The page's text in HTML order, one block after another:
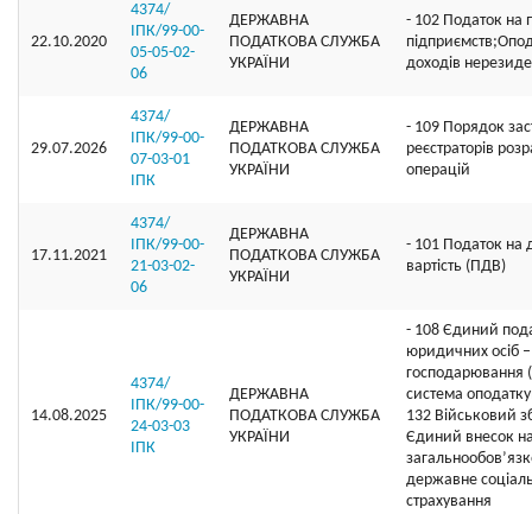
22.10.2020
4374/
ІПК/99-00-
05-05-02-
06
ДЕРЖАВНА
ПОДАТКОВА СЛУЖБА
УКРАЇНИ
- 102 Податок на
доходів
29.07.2026
4374/
ІПК/99-00-
07-03-01
ІПК
ДЕРЖАВНА
ПОДАТКОВА СЛУЖБА
УКРАЇНИ
- 109 Порядок
реєстраторів
операцій
17.11.2021
4374/
ІПК/99-00-
21-03-02-
06
ДЕРЖАВНА
ПОДАТКОВА СЛУЖБА
УКРАЇНИ
- 101 Податок на
вартість (ПДВ)
14.08.2025
4374/
ІПК/99-00-
24-03-03
ІПК
ДЕРЖАВНА
ПОДАТКОВА СЛУЖБА
УКРАЇНИ
- 108 Єдиний
юридичних осіб –
господарювання
система
132 Військовий
Єдиний внесок
державне
страхування